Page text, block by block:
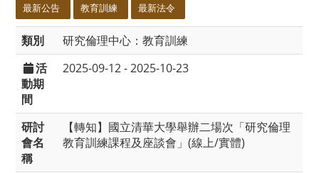
最新公告 教育訓練 最新法令
類別
研究倫理中心：教育訓練
活
動期
間
2025-09-12 - 2025-10-23
研討
會名
稱
【轉知】國立清華大學舉辦二場次「研究倫理
教育訓練課程及座談會」(線上/實體)